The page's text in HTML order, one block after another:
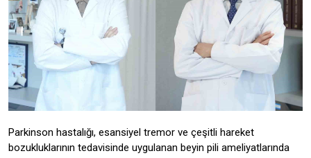
Parkinson hastalığı, esansiyel tremor ve çeşitli hareket
bozukluklarının tedavisinde uygulanan beyin pili ameliyatlarında